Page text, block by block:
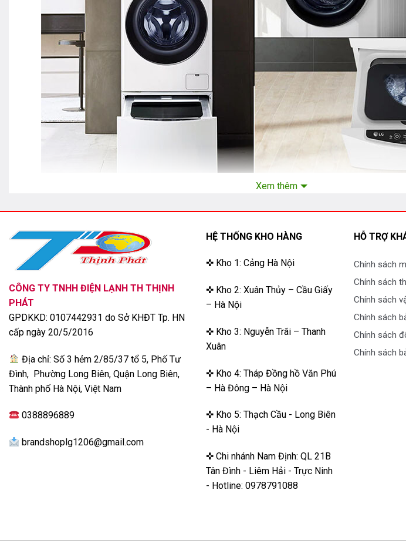
Máy giặt LG không chỉ được sản xuất ở Hàn Quốc mà còn mở rộng ra các nước khác như Việt
Những ưu điểm nổi bật của máy giặt LG
Máy giặt LG có nhiều ưu điểm nổi bật, được khách hàng đánh giá cao như:
Thiết kế bắt mắt, bền bỉ
Xem thêm
CÔNG TY TNHH ĐIỆN LẠNH TH THỊNH
PHÁT
GPDKKD: 0107442931 do Sở KHĐT Tp. HN
cấp ngày 20/5/2016
Địa chỉ: Số 3 hẻm 2/85/37 tổ 5, Phố Tư
Đình, Phường Long Biên, Quận Long Biên,
Thành phố Hà Nội, Việt Nam
0388896889
brandshoplg1206@gmail.com
HỆ THỐNG KHO HÀNG
✜ Kho 1: Cảng Hà Nội
✜ Kho 2: Xuân Thủy – Cầu Giấy
– Hà Nội
✜ Kho 3: Nguyễn Trãi – Thanh
Xuân
✜ Kho 4: Tháp Đồng hồ Văn Phú
– Hà Đông – Hà Nội
✜ Kho 5: Thạch Cầu - Long Biên
- Hà Nội
✜ Chi nhánh Nam Định: QL 21B
Tân Đình - Liêm Hải - Trực Ninh
- Hotline: 0978791088
HỖ TRỢ
Chính sách
Chính sách
Chính sách
Chính sách
Chính sách
Chính sách